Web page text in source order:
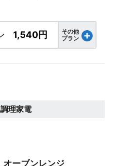
1,540円
その他
プラン
理家電
オーブンレンジ